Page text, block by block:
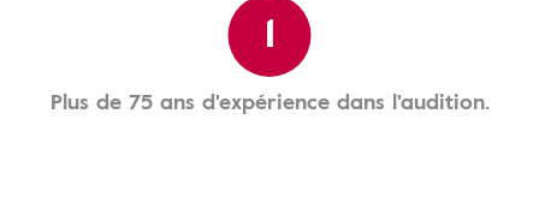
1
Plus de 75 ans d'expérience dans l'audition.